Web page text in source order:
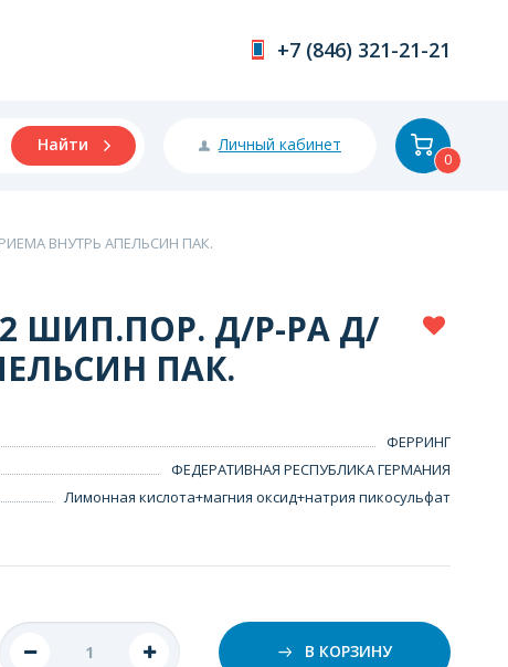
+7 (846) 321-21-21
Найти Личный кабинет
0
ВНУТРЬ АПЕЛЬСИН ПАК.
ШИП.ПОР. Д/Р-РА Д/
ПАК.
ФЕРРИНГ
ФЕДЕРАТИВНАЯ РЕСПУБЛИКА ГЕРМАНИЯ
Лимонная кислота+магния оксид+натрия пикосульфат
В КОРЗИНУ